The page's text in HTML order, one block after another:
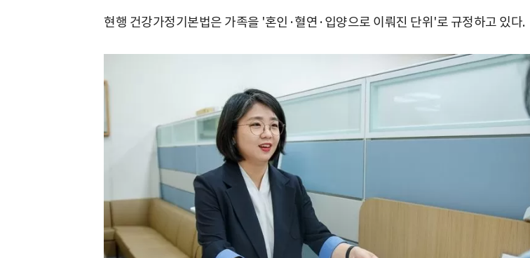
현행 건강가정기본법은 가족을 '혼인·혈연·입양으로 이뤄진 단위'로 규정하고 있다.